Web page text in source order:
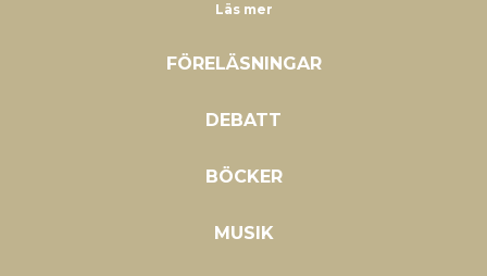
Läs mer
FÖRELÄSNINGAR
DEBATT
BÖCKER
MUSIK